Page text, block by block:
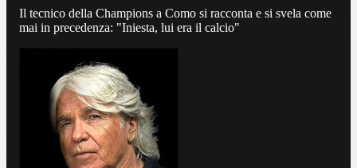
Il tecnico della Champions a Como si racconta e si svela come
mai in precedenza: "Iniesta, lui era il calcio"